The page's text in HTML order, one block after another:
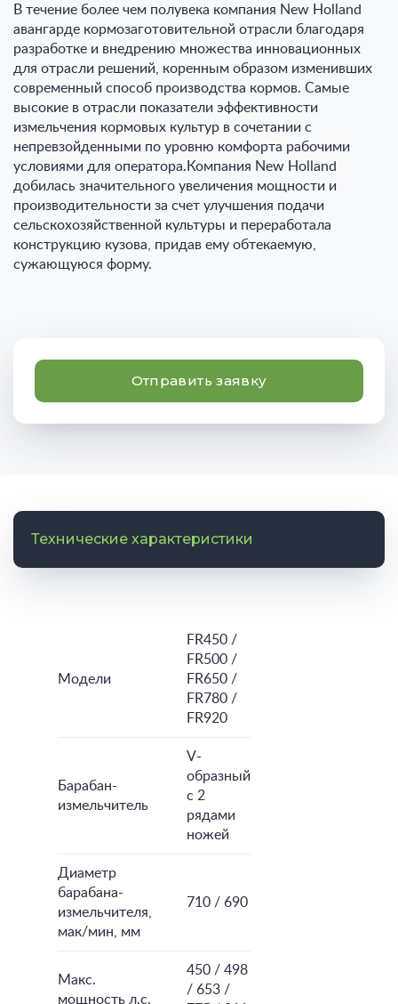
В течение более чем полувека компания New Holland
авангарде кормозаготовительной отрасли благодаря
разработке и внедрению множества инновационных
для отрасли решений, коренным образом изменивших
современный способ производства кормов. Самые
высокие в отрасли показатели эффективности
измельчения кормовых культур в сочетании с
непревзойденными по уровню комфорта рабочими
условиями для оператора.Компания New Holland
добилась значительного увеличения мощности и
производительности за счет улучшения подачи
сельскохозяйственной культуры и переработала
конструкцию кузова, придав ему обтекаемую,
сужающуюся форму.
Отправить заявку
Технические характеристики
Модели
FR450 /
FR500 /
FR650 /
FR780 /
FR920
Барабан-
измельчитель
V-
образный
с 2
рядами
ножей
Диаметр
барабана-
измельчителя,
мак/мин, мм
710 / 690
Макс.
мощность л.с.
450 / 498
/ 653 /